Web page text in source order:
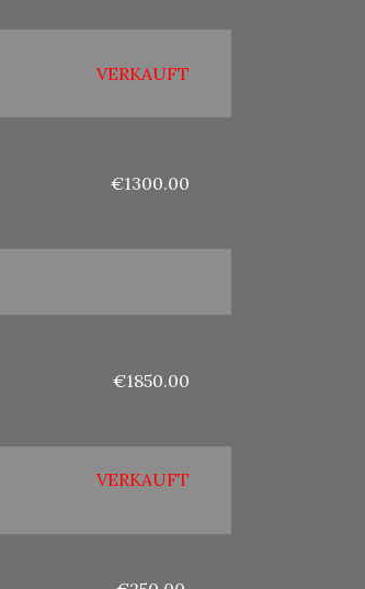
VERKAUFT
€1300.00
€1850.00
VERKAUFT